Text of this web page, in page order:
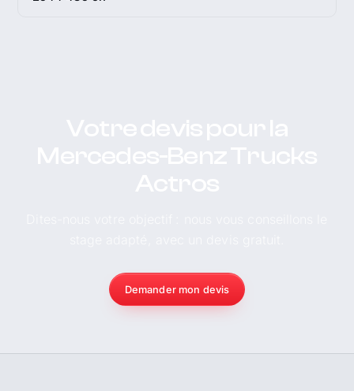
Demander mon devis